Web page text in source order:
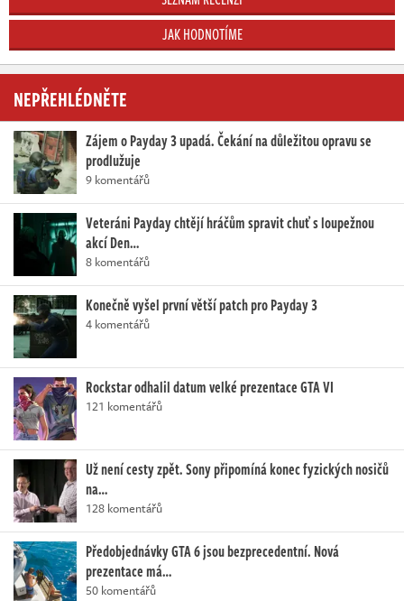
JAK HODNOTÍME
NEPŘEHLÉDNĚTE
Zájem o Payday 3 upadá. Čekání na důležitou opravu se
prodlužuje
9 komentářů
Veteráni Payday chtějí hráčům spravit chuť s loupežnou
akcí Den…
8 komentářů
Konečně vyšel první větší patch pro Payday 3
4 komentářů
Rockstar odhalil datum velké prezentace GTA VI
121 komentářů
Už není cesty zpět. Sony připomíná konec fyzických nosičů
na…
128 komentářů
Předobjednávky GTA 6 jsou bezprecedentní. Nová
prezentace má…
50 komentářů